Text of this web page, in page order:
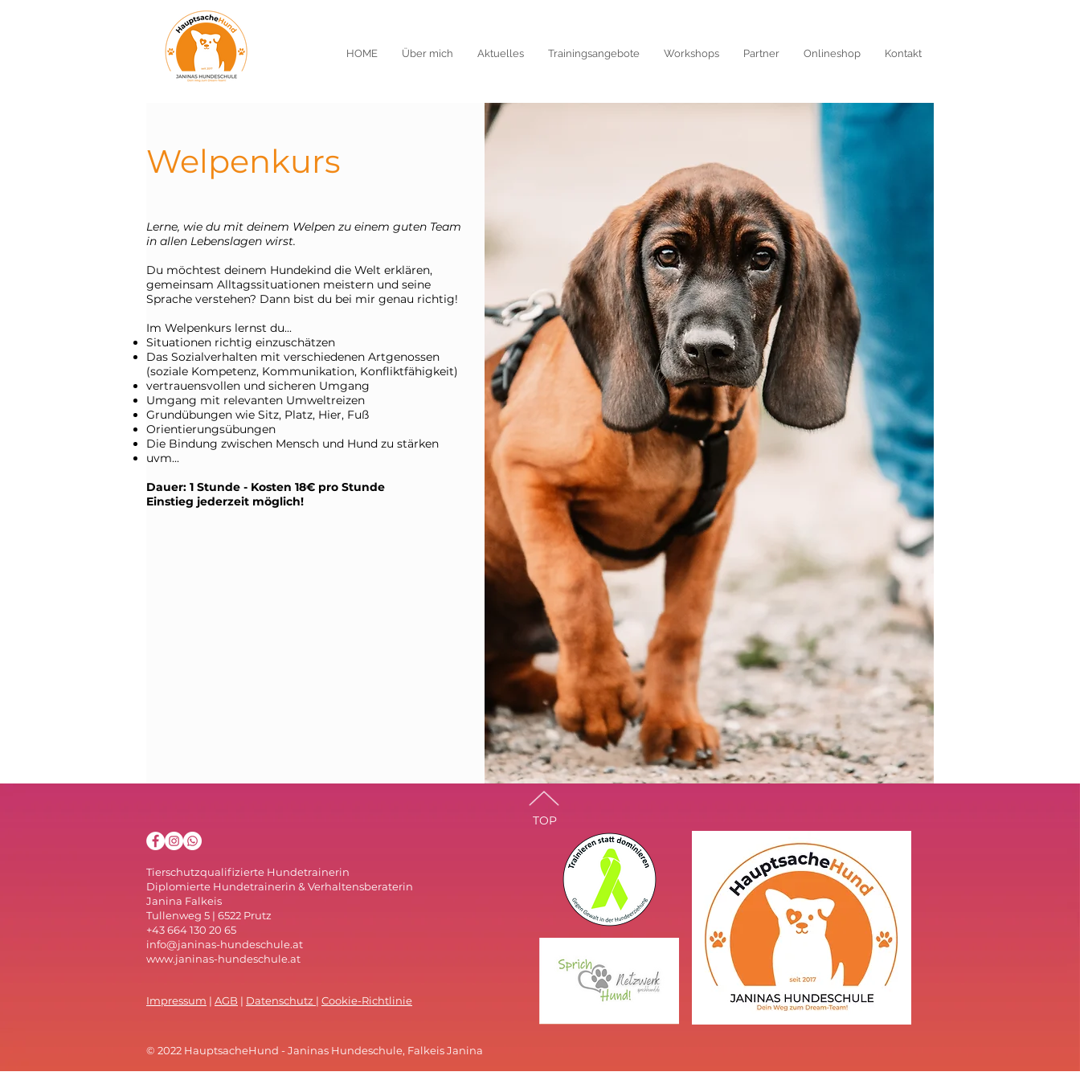
HOME Über mich Aktuelles Trainingsangebote Workshops Partner Onlineshop Kontakt
Welpenkurs
Lerne, wie du mit deinem Welpen zu einem guten Team
in allen Lebenslagen wirst.
Du möchtest deinem Hundekind die Welt erklären,
gemeinsam Alltagssituationen meistern und seine
Sprache verstehen? Dann bist du bei mir genau richtig!
Im Welpenkurs lernst du...
Situationen richtig einzuschätzen
Das Sozialverhalten mit verschiedenen Artgenossen
(soziale Kompetenz, Kommunikation, Konfliktfähigkeit)
vertrauensvollen und sicheren Umgang
Umgang mit relevanten Umweltreizen
Grundübungen wie Sitz, Platz, Hier, Fuß
Orientierungsübungen
Die Bindung zwischen Mensch und Hund zu stärken
uvm...
Dauer: 1 Stunde - Kosten 18€ pro Stunde
Einstieg jederzeit möglich!
TOP
Tierschutzqualifizierte Hundetrainerin
Diplomierte Hundetrainerin & Verhaltensberaterin
Janina Falkeis
Tullenweg 5 | 6522 Prutz
+43 664 130 20 65
info@janinas-hundeschule.at
www.janinas-hundeschule.at
Impressum | AGB | Datenschutz | Cookie-Richtlinie
© 2022 HauptsacheHund - Janinas Hundeschule, Falkeis Janina